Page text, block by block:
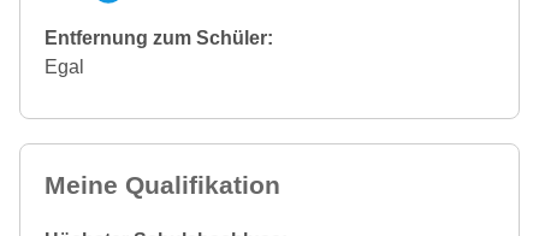
Entfernung zum Schüler:
Egal
Meine Qualifikation